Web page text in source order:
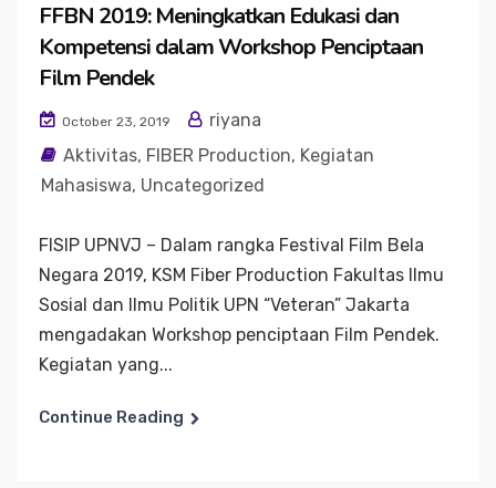
FFBN 2019: Meningkatkan Edukasi dan
Kompetensi dalam Workshop Penciptaan
Film Pendek
October 23, 2019
riyana
Aktivitas, FIBER Production, Kegiatan
Mahasiswa, Uncategorized
FISIP UPNVJ – Dalam rangka Festival Film Bela
Negara 2019, KSM Fiber Production Fakultas Ilmu
Sosial dan Ilmu Politik UPN “Veteran” Jakarta
mengadakan Workshop penciptaan Film Pendek.
Kegiatan yang...
Continue Reading